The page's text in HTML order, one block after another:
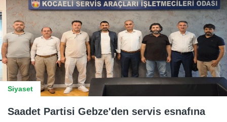
Siyaset
Saadet Partisi Gebze'den servis esnafına